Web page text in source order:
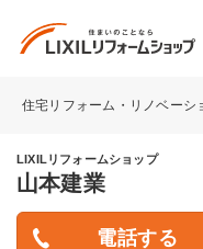
住宅リフォーム・リノベー
LIXILリフォームショップ
山本建業